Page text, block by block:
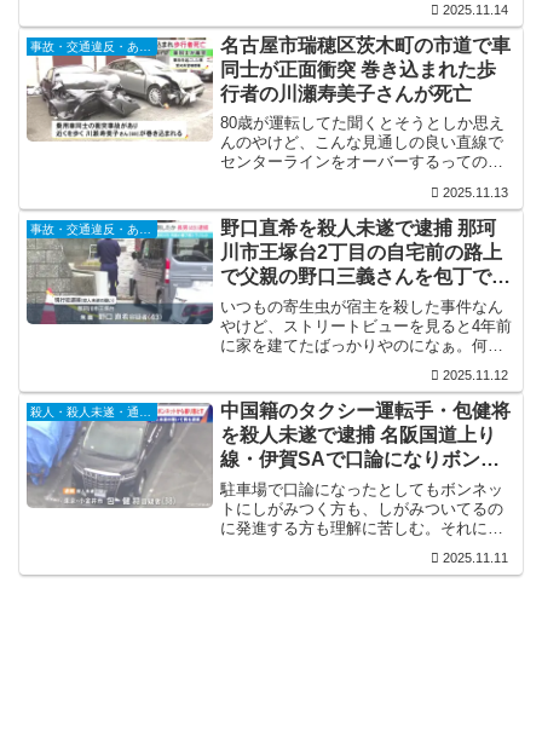
う」って言われりゃそれまでやけど、問
題行動を起こして注意しても聞かんかっ
たら何かしら体罰的な事をせんと収まら
んと思うんやけどねぇ。今の教師は大変
ですな。
2025.11.14
名古屋市瑞穂区茨木町の市道で車
同士が正面衝突 巻き込まれた歩
行者の川瀬寿美子さんが死亡
80歳が運転してた聞くとそうとしか思え
んのやけど、こんな見通しの良い直線で
センターラインをオーバーするってのが
うやし、逮捕もされてないから、現段階
じゃ何とも言えませんな。
2025.11.13
事故・交通違反・あおり運転
野口直希を殺人未遂で逮捕 那珂
川市王塚台2丁目の自宅前の路上
で父親の野口三義さんを包丁で刺
して殺害
いつもの寄生虫が宿主を殺した事件なん
やけど、ストリートビューを見ると4年前
に家を建てたばっかりやのになぁ。何の
2025.11.12
殺人・殺人未遂・通り魔
中国籍のタクシー運転手・包健将
を殺人未遂で逮捕 名阪国道上り
線・伊賀SAで口論になりボンネ
ットに男性を乗せ50m走る
駐車場で口論になったとしてもボンネッ
トにしがみつく方も、しがみついてるの
に発進する方も理解に苦しむ。それにし
察に通報までするってのが凄い。2025.11.11